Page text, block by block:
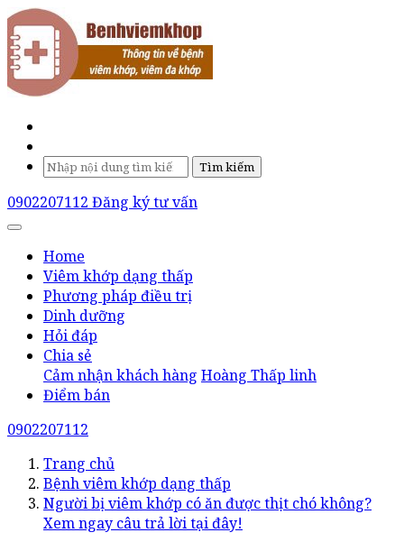
Tìm kiếm
0902207112 Đăng ký tư vấn
Home
Viêm khớp dạng thấp
Phương pháp điều trị
Dinh dưỡng
Hỏi đáp
Chia sẻ
Cảm nhận khách hàng Hoàng Thấp linh
Điểm bán
0902207112
Trang chủ
Bệnh viêm khớp dạng thấp
Người bị viêm khớp có ăn được thịt chó không?
Xem ngay câu trả lời tại đây!